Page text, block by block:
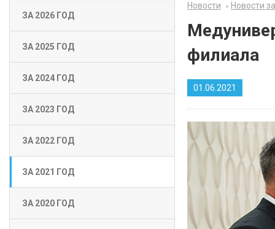
ЗА 2026 ГОД
ЗА 2025 ГОД
ЗА 2024 ГОД
ЗА 2023 ГОД
ЗА 2022 ГОД
ЗА 2021 ГОД
ЗА 2020 ГОД
Новости Новости
филиала
01.06.2021